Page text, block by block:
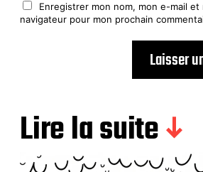
Enregistrer mon nom, mon e-mail et
navigateur pour mon prochain
Lire la suite